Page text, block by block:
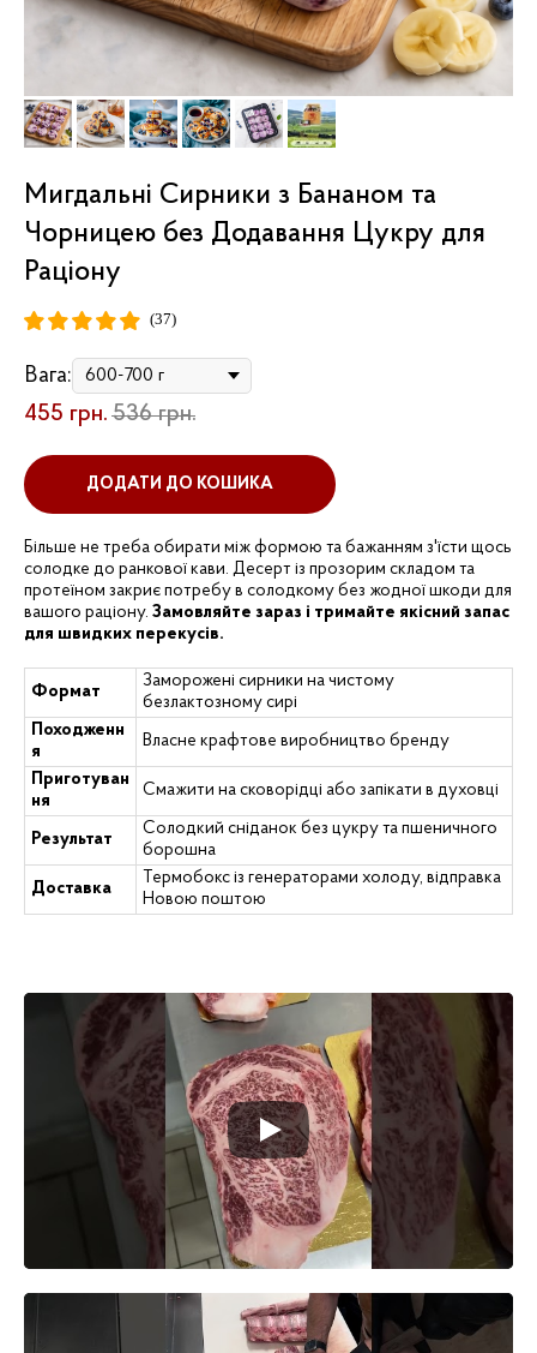
Мигдальні Сирники з Бананом та
Чорницею без Додавання Цукру для
Раціону
(37)
Вага:
455 грн. 536 грн.
ДОДАТИ ДО КОШИКА
Більше не треба обирати між формою та бажанням з'їсти щось
солодке до ранкової кави. Десерт із прозорим складом та
протеїном закриє потребу в солодкому без жодної шкоди для
вашого раціону. Замовляйте зараз і тримайте якісний запас
для швидких перекусів.
Формат
Заморожені сирники на чистому
безлактозному сирі
Походженн
я
Власне крафтове виробництво бренду
Приготуван
ня
Смажити на сковорідці або запікати в духовці
Результат
Солодкий сніданок без цукру та пшеничного
борошна
Доставка
Термобокс із генераторами холоду, відправка
Новою поштою